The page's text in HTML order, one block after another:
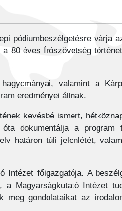
pódiumbeszélgetésre várja
80 éves Írószövetség
valamint a
eredményei állnak.
kevésbé ismert,
dokumentálja a program
határon túli jelenlétét,
főigazgatója. A
Magyarságkutató Intézet
meg gondolataikat az